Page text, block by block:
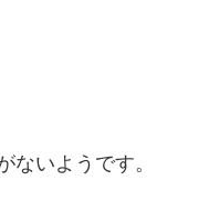
いようです。